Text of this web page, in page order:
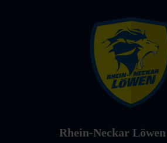
Rhein-Neckar